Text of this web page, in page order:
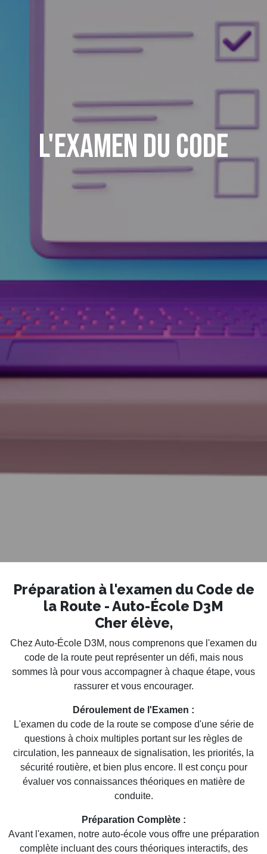
L'examen du code
Préparation à l'examen du Code de
la Route - Auto-École D3M
Cher élève,
Chez Auto-École D3M, nous comprenons que l'examen du
code de la route peut représenter un défi, mais nous
sommes là pour vous accompagner à chaque étape, vous
rassurer et vous encourager.
Déroulement de l'Examen :
L'examen du code de la route se compose d'une série de
questions à choix multiples portant sur les règles de
circulation, les panneaux de signalisation, les priorités, la
sécurité routière, et bien plus encore. Il est conçu pour
évaluer vos connaissances théoriques en matière de
conduite.
Préparation Complète :
Avant l'examen, notre auto-école vous offre une préparation
complète incluant des cours théoriques interactifs, des